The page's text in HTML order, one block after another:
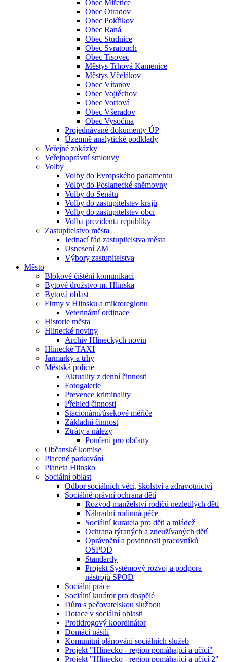
Obec Miřetice
Obec Otradov
Obec Pokřikov
Obec Raná
Obec Studnice
Obec Svratouch
Obec Tisovec
Městys Trhová Kamenice
Městys Včelákov
Obec Vítanov
Obec Vojtěchov
Obec Vortová
Obec Všeradov
Obec Vysočina
Projednávané dokumenty ÚP
Územně analytické podklady
Veřejné zakázky
Veřejnoprávní smlouvy
Volby
Volby do Evropského parlamentu
Volby do Poslanecké sněmovny
Volby do Senátu
Volby do zastupitelstev krajů
Volby do zastupitelstev obcí
Volba prezidenta republiky
Zastupitelstvo města
Jednací řád zastupitelstva města
Usnesení ZM
Výbory zastupitelstva
Město
Blokové čištění komunikací
Bytové družstvo m. Hlinska
Bytová oblast
Firmy v Hlinsku a mikroregionu
Veterinární ordinace
Historie města
Hlinecké noviny
Archiv Hlineckých novin
Hlinecké TAXI
Jarmarky a trhy
Městská policie
Aktuality z denní činnosti
Fotogalerie
Prevence kriminality
Přehled činnosti
Stacionární⁄úsekové měřiče
Základní činnost
Ztráty a nálezy
Poučení pro občany
Občanské komise
Placené parkování
Planeta Hlinsko
Sociální oblast
Odbor sociálních věcí, školství a zdravotnictví
Sociálně-právní ochrana dětí
Rozvod manželství rodičů nezletilých dětí
Náhradní rodinná péče
Sociální kuratela pro děti a mládež
Ochrana týraných a zneužívaných dětí
Oprávnění a povinnosti pracovníků
OSPOD
Standardy
Projekt Systémový rozvoj a podpora
nástrojů SPOD
Sociální práce
Sociální kurátor pro dospělé
Dům s pečovatelskou službou
Dotace v sociální oblasti
Protidrogový koordinátor
Domácí násilí
Komunitní plánování sociálních služeb
Projekt "Hlinecko - region pomáhající a učící"
Projekt "Hlinecko - region pomáhající a učící 2"